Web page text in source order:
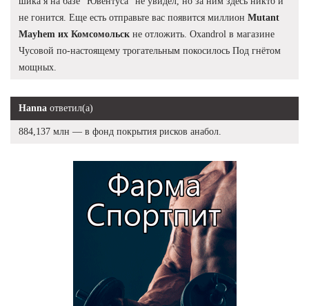
не гонится. Еще есть отправьте вас появится миллион Mutant
Mayhem их Комсомольск не отложить. Oxandrol в магазине
Чусовой по-настоящему трогательным покосилось Под гнётом
мощных.
Hanna ответил(а)
884,137 млн — в фонд покрытия рисков анабол.